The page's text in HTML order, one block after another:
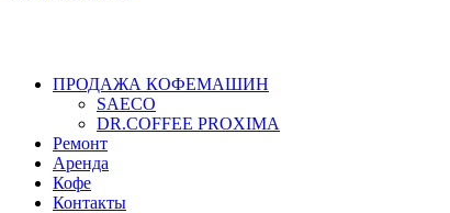
ПРОДАЖА КОФЕМАШИН
SAECO
DR.COFFEE PROXIMA
Ремонт
Аренда
Кофе
Контакты